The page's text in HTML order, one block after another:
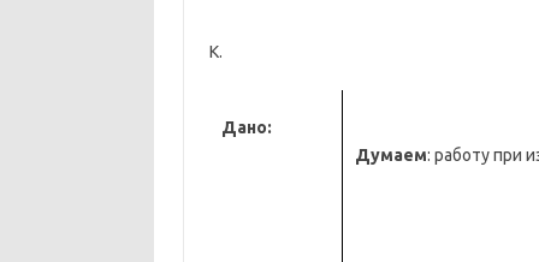
К.
Дано:
Думаем: работу при